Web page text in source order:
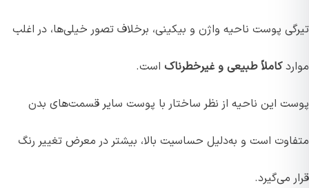
تیرگی پوست ناحیه واژن و بیکینی، برخلاف تصور خیلی‌ها، در اغلب
مواردکاملاً طبیعی و غیرخطرناک است.
پوست این ناحیه از نظر ساختار با پوست سایر قسمت‌های بدن
متفاوت است و به‌دلیل حساسیت بالا، بیشتر در معرض تغییر رنگ
قرار می‌گیرد.